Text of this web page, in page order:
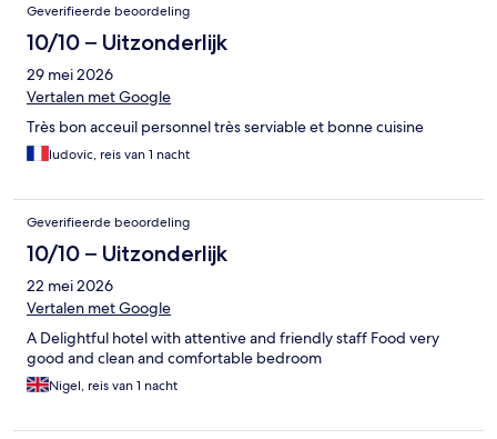
Geverifieerde beoordeling
10/10 – Uitzonderlijk
29 mei 2026
Vertalen met Google
Très bon acceuil personnel très serviable et bonne cuisine
ludovic, reis van 1 nacht
Geverifieerde beoordeling
10/10 – Uitzonderlijk
22 mei 2026
Vertalen met Google
A Delightful hotel with attentive and friendly staff Food very
good and clean and comfortable bedroom
Nigel, reis van 1 nacht